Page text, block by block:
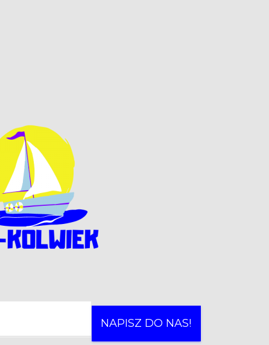
NAPISZ DO NAS!